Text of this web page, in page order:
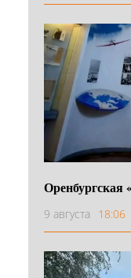
Оренбургская
9 августа 18:06